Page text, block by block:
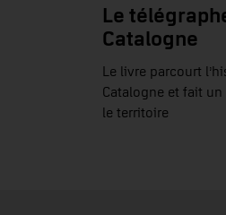
Le
Catalogne
Le livre parcourt
Catalogne et fait
le territoire